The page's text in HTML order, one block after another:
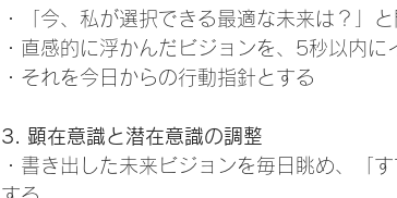
・「今、私が選択できる最適な未来は？」
・直感的に浮かんだビジョンを、5秒以内
・それを今日からの行動指針とする
3. 顕在意識と潜在意識の調整
・書き出した未来ビジョンを毎日眺め、「